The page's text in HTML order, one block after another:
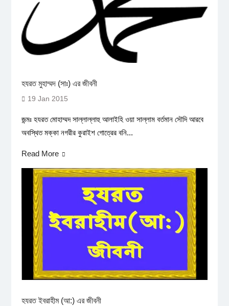
হযরত মুহাম্মদ (সাঃ) এর জীবনী
19 Jan 2015
জন্মঃ হযরত মোহাম্মদ সাল্লাল্লাহু আলাইহি ওয়া সাল্লাম বর্তমান সৌদি আরবে
অবস্থিত মক্কা নগরীর কুরাইশ গোত্রের বনি...
Read More
হযরত ইবরাহীম (আ:) এর জীবনী